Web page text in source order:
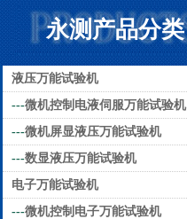
永测产品分类
液压万能试验机
---微机控制电液伺服万能试验机
---微机屏显液压万能试验机
---数显液压万能试验机
电子万能试验机
---微机控制电子万能试验机